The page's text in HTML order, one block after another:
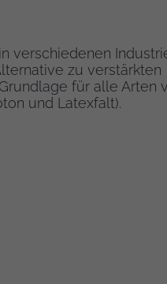
verschiedenen
zu verstärkten
für alle Arten
und Latexfalt).